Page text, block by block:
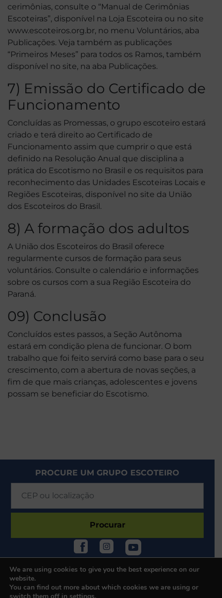
cerimônias, consulte o “Manual de Cerimônias
Escoteiras”, disponível na Loja Escoteira ou no site
www.escoteiros.org.br, no menu Voluntários, aba
Publicações. Veja também as publicações
“Primeiros Meses” para todos os Ramos, também
disponível no site, na aba Publicações.
7) Emissão do Certificado de
Funcionamento
Concluídas as Promessas, o grupo escoteiro estará
criado e terá direito ao Certificado de
Funcionamento assim que cumprir o que está
definido na Resolução Anual que disciplina a
prática do Escotismo no Brasil e os requisitos para
reconhecimento das Unidades Escoteiras Locais e
Regiões Escoteiras, disponível no site da União
dos Escoteiros do Brasil.
8) A formação dos adultos
A União dos Escoteiros do Brasil oferece
regularmente cursos de formação para seus
voluntários. Consulte o calendário e informações
sobre os cursos com a sua Região Escoteira do
Paraná.
09) Conclusão
Concluídos estes passos, a Seção Autônoma
estará em condição plena de funcionar. O bom
trabalho que foi feito servirá como base para o seu
crescimento, com a abertura de novas seções, a
fim de que mais crianças, adolescentes e jovens
possam se beneficiar do Escotismo.
PROCURE UM GRUPO ESCOTEIRO
Procurar
We are using cookies to give you the best experience on our
website.
You can find out more about which cookies we are using or